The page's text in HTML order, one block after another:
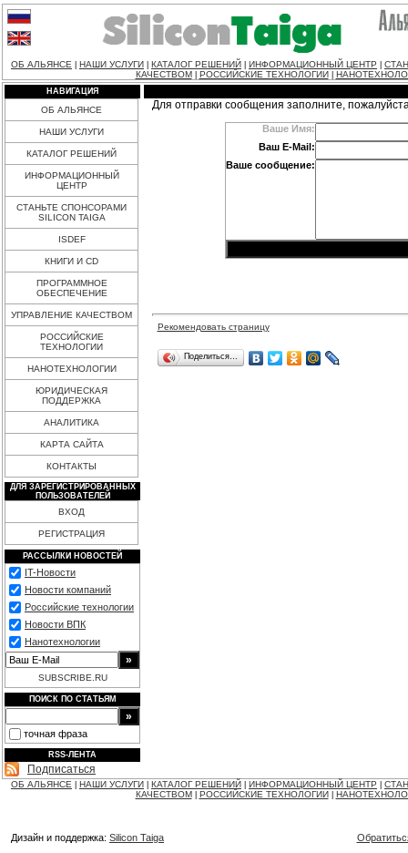
ОБ АЛЬЯНСЕ НАШИ УСЛУГИ КАТАЛОГ РЕШЕНИЙ ИНФОРМАЦИОННЫЙ ЦЕНТР
КАЧЕСТВОМ
РОССИЙСКИЕ ТЕХНОЛОГИИ
НАВИГАЦИЯ
ОБ АЛЬЯНСЕ
НАШИ УСЛУГИ
КАТАЛОГ РЕШЕНИЙ
ИНФОРМАЦИОННЫЙ
ЦЕНТР
СТАНЬТЕ СПОНСОРАМИ
SILICON TAIGA
ISDEF
КНИГИ И CD
ПРОГРАММНОЕ
ОБЕСПЕЧЕНИЕ
УПРАВЛЕНИЕ КАЧЕСТВОМ
РОССИЙСКИЕ
ТЕХНОЛОГИИ
НАНОТЕХНОЛОГИИ
ЮРИДИЧЕСКАЯ
ПОДДЕРЖКА
АНАЛИТИКА
КАРТА САЙТА
КОНТАКТЫ
ДЛЯ ЗАРЕГИСТРИРОВАННЫХ
ПОЛЬЗОВАТЕЛЕЙ
ВХОД
РЕГИСТРАЦИЯ
РАССЫЛКИ НОВОСТЕЙ
IT-Новости
Новости компаний
Российские технологии
Новости ВПК
Нанотехнологии
SUBSCRIBE.RU
ПОИСК ПО СТАТЬЯМ
точная фраза
RSS-ЛЕНТА
Подписаться
Для отправки сообщения заполните,
Ваше Имя:
Ваш E-Mail:
Ваше сообщение:
Рекомендовать страницу
Поделиться…
ОБ АЛЬЯНСЕ НАШИ УСЛУГИ КАТАЛОГ РЕШЕНИЙ ИНФОРМАЦИОННЫЙ ЦЕНТР
КАЧЕСТВОМ
РОССИЙСКИЕ ТЕХНОЛОГИИ
Дизайн и поддержка: Silicon Taiga